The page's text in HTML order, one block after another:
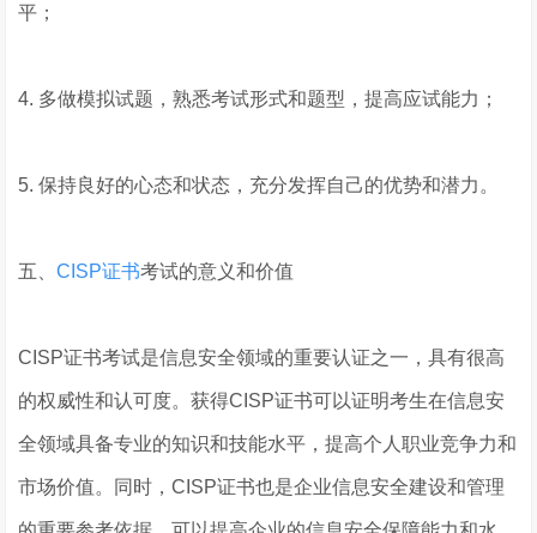
平；
4. 多做模拟试题，熟悉考试形式和题型，提高应试能力；
5. 保持良好的心态和状态，充分发挥自己的优势和潜力。
五、CISP证书考试的意义和价值
CISP证书考试是信息安全领域的重要认证之一，具有很高
的权威性和认可度。获得CISP证书可以证明考生在信息安
全领域具备专业的知识和技能水平，提高个人职业竞争力和
市场价值。同时，CISP证书也是企业信息安全建设和管理